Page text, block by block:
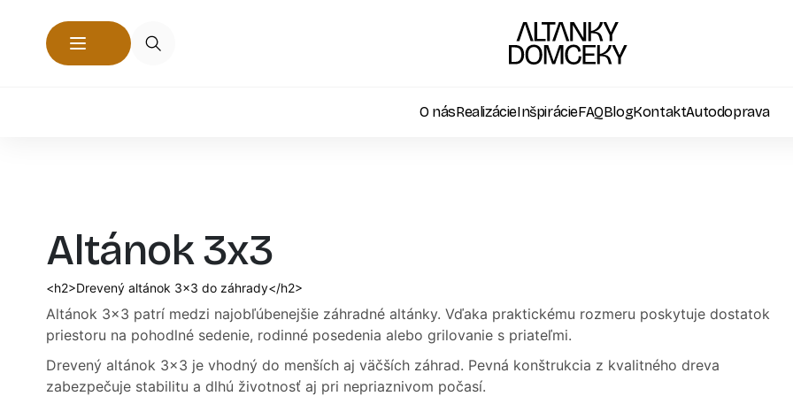
O násRealizácieInšpirácieFAQBlogKontaktAutodoprava
Altánok 3x3
<h2>Drevený altánok 3x3 do záhrady</h2>
Altánok 3x3 patrí medzi najobľúbenejšie záhradné altánky. Vďaka praktickému rozmeru poskytuje dostatok
priestoru na pohodlné sedenie, rodinné posedenia alebo grilovanie s priateľmi.
Drevený altánok 3x3 je vhodný do menších aj väčších záhrad. Pevná konštrukcia z kvalitného dreva
zabezpečuje stabilitu a dlhú životnosť aj pri nepriaznivom počasí.